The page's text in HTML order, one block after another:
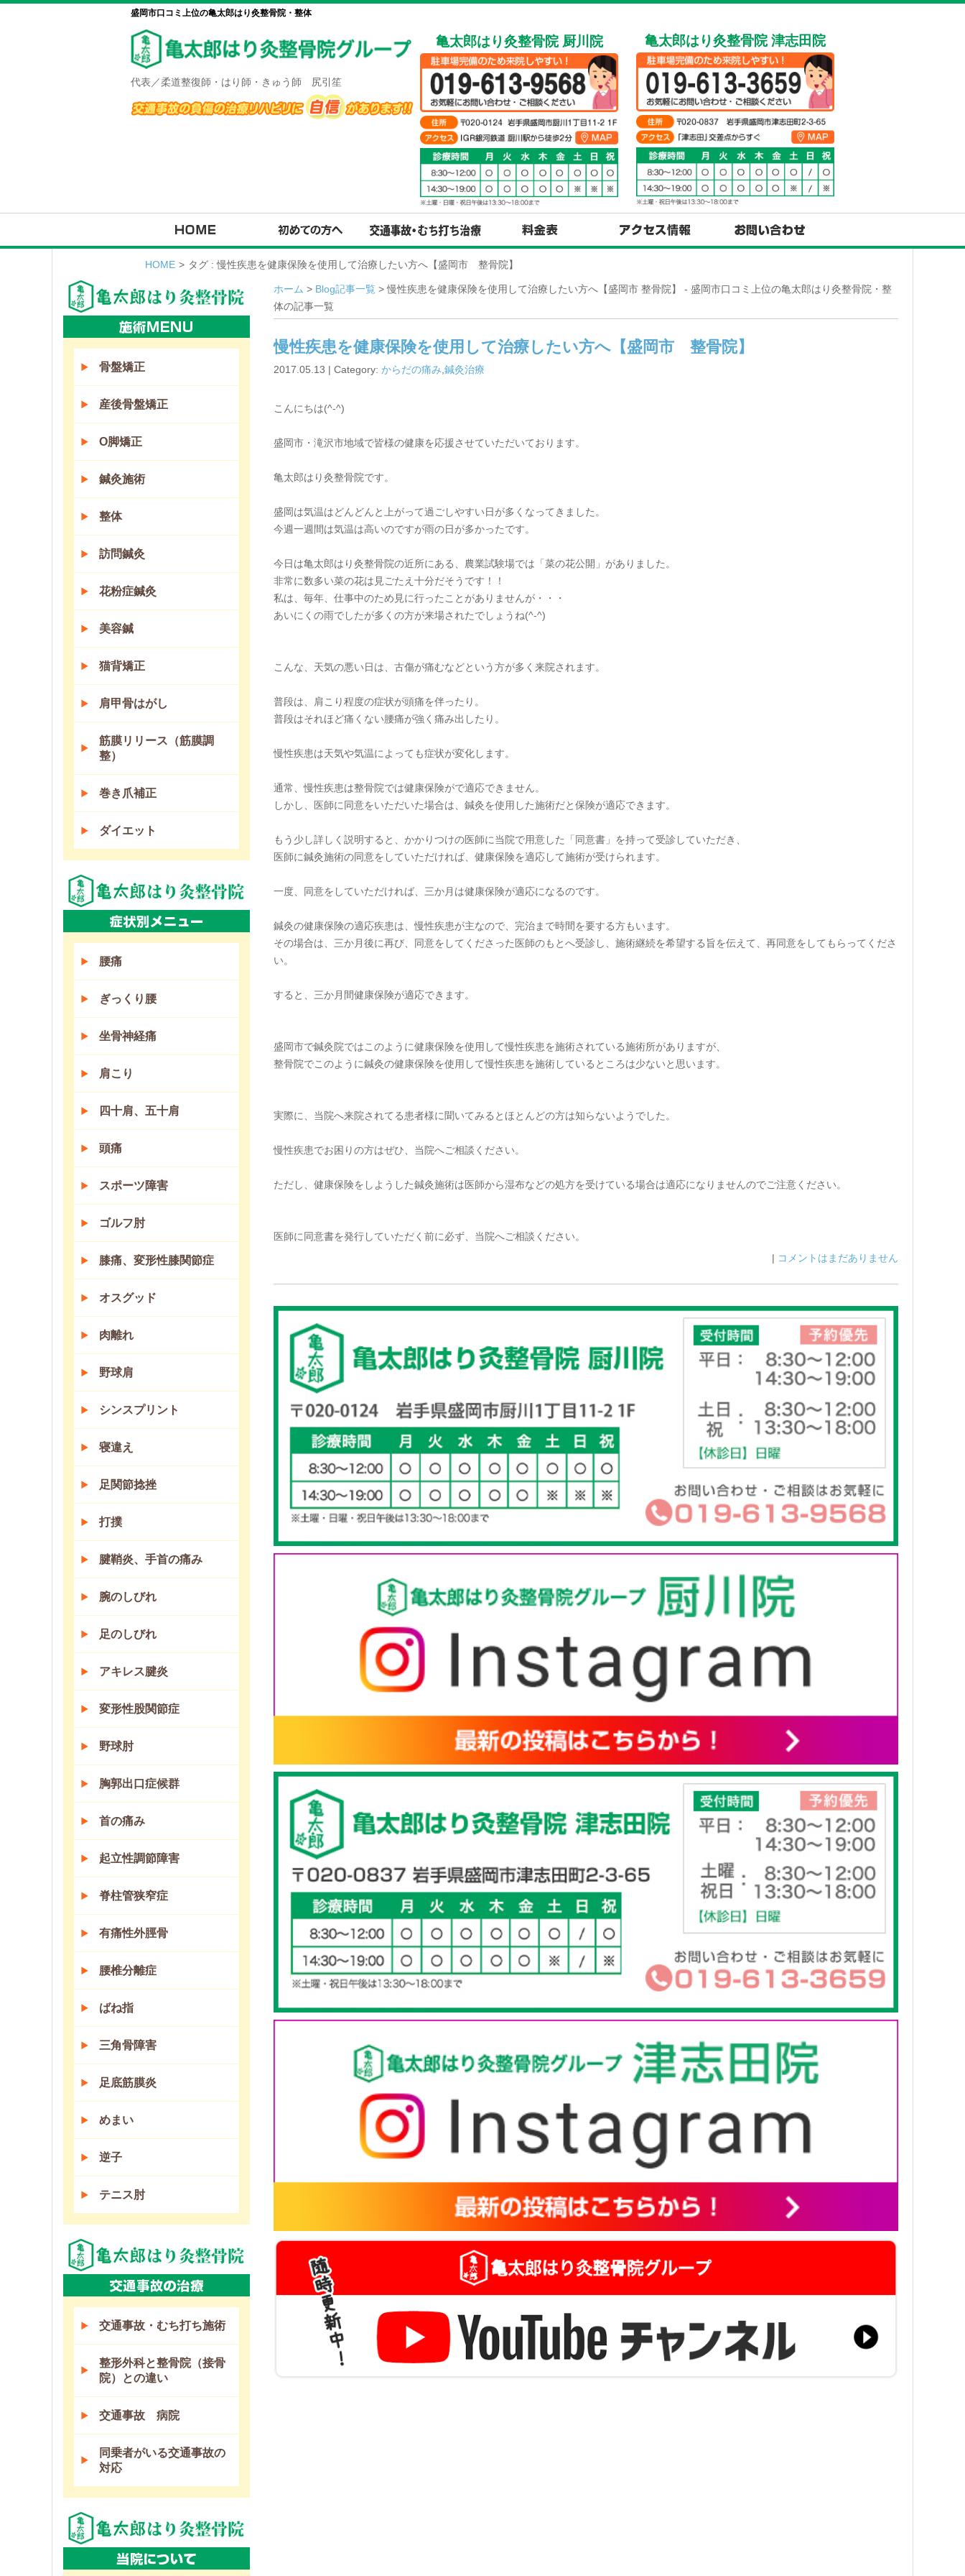
盛岡市口コミ上位の亀太郎はり灸整骨院・整体
代表／柔道整復師・はり師・きゅう師 尻引笙
亀太郎はり灸整骨院 厨川院 亀太郎はり灸整骨院 津志田院
HOME > タグ : 慢性疾患を健康保険を使用して治療したい方へ【盛岡市 整骨院】
ホーム > Blog記事一覧 > 慢性疾患を健康保険を使用して治療したい方へ【盛岡市 整骨院】 - 盛岡市口コミ上位の亀太郎はり灸整骨院・整
体の記事一覧
慢性疾患を健康保険を使用して治療したい方へ【盛岡市 整骨院】
2017.05.13 | Category: からだの痛み 鍼灸治療
こんにちは(^-^)
盛岡市・滝沢市地域で皆様の健康を応援させていただいております。
亀太郎はり灸整骨院です。
盛岡は気温はどんどんと上がって過ごしやすい日が多くなってきました。
今週一週間は気温は高いのですが雨の日が多かったです。
今日は亀太郎はり灸整骨院の近所にある、農業試験場では「菜の花公開」がありました。
非常に数多い菜の花は見ごたえ十分だそうです！！
私は、毎年、仕事中のため見に行ったことがありませんが・・・
あいにくの雨でしたが多くの方が来場されたでしょうね(^-^)
こんな、天気の悪い日は、古傷が痛むなどという方が多く来院されます。
普段は、肩こり程度の症状が頭痛を伴ったり。
普段はそれほど痛くない腰痛が強く痛み出したり。
慢性疾患は天気や気温によっても症状が変化します。
通常、慢性疾患は整骨院では健康保険がで適応できません。
しかし、医師に同意をいただいた場合は、鍼灸を使用した施術だと保険が適応できます。
もう少し詳しく説明すると、かかりつけの医師に当院で用意した「同意書」を持って受診していただき、
医師に鍼灸施術の同意をしていただければ、健康保険を適応して施術が受けられます。
一度、同意をしていただければ、三か月は健康保険が適応になるのです。
鍼灸の健康保険の適応疾患は、慢性疾患が主なので、完治まで時間を要する方もいます。
その場合は、三か月後に再び、同意をしてくださった医師のもとへ受診し、施術継続を希望する旨を伝えて、再同意をしてもらってくださ
い。
すると、三か月間健康保険が適応できます。
盛岡市で鍼灸院ではこのように健康保険を使用して慢性疾患を施術されている施術所がありますが、
整骨院でこのように鍼灸の健康保険を使用して慢性疾患を施術しているところは少ないと思います。
実際に、当院へ来院されてる患者様に聞いてみるとほとんどの方は知らないようでした。
慢性疾患でお困りの方はぜひ、当院へご相談ください。
ただし、健康保険をしようした鍼灸施術は医師から湿布などの処方を受けている場合は適応になりませんのでご注意ください。
医師に同意書を発行していただく前に必ず、当院へご相談ください。
| コメントはまだありません
骨盤矯正
産後骨盤矯正
O脚矯正
鍼灸施術
整体
訪問鍼灸
花粉症鍼灸
美容鍼
猫背矯正
肩甲骨はがし
筋膜リリース（筋膜調
整）
巻き爪補正
ダイエット
腰痛
ぎっくり腰
坐骨神経痛
肩こり
四十肩、五十肩
頭痛
スポーツ障害
ゴルフ肘
膝痛、変形性膝関節症
オスグッド
肉離れ
野球肩
シンスプリント
寝違え
足関節捻挫
打撲
腱鞘炎、手首の痛み
腕のしびれ
足のしびれ
アキレス腱炎
変形性股関節症
野球肘
胸郭出口症候群
首の痛み
起立性調節障害
脊柱管狭窄症
有痛性外脛骨
腰椎分離症
ばね指
三角骨障害
足底筋膜炎
めまい
逆子
テニス肘
交通事故・むち打ち施術
整形外科と整骨院（接骨
院）との違い
交通事故 病院
同乗者がいる交通事故の
対応